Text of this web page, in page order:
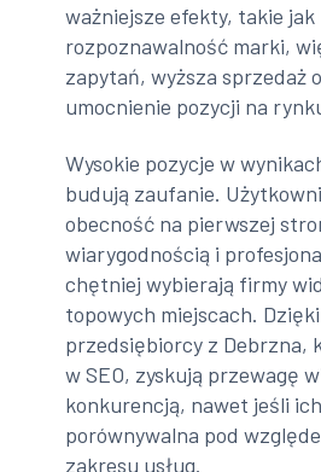
ważniejsze efekty, takie jak
rozpoznawalność marki,
zapytań, wyższa sprzedaż
umocnienie pozycji na
Wysokie pozycje w
budują zaufanie.
obecność na pierwszej
wiarygodnością i
chętniej wybierają firmy
topowych miejscach.
przedsiębiorcy z Debrzna,
w SEO, zyskują przewagę
konkurencją, nawet jeśli
porównywalna pod
zakresu usług.